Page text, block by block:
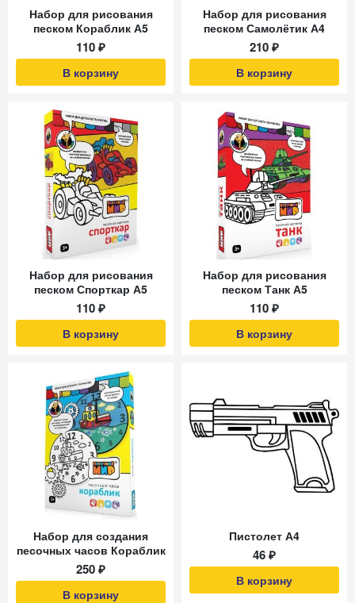
Набор для рисования
песком Кораблик А5
110 ₽
В корзину
Набор для рисования
песком Самолётик А4
210 ₽
В корзину
Набор для рисования
песком Спорткар А5
110 ₽
В корзину
Набор для рисования
песком Танк А5
110 ₽
В корзину
Набор для создания
песочных часов Кораблик
250 ₽
В корзину
Пистолет А4
46 ₽
В корзину